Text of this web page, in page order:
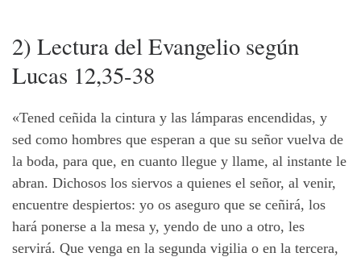
2) Lectura del Evangelio según
Lucas 12,35-38
«Tened ceñida la cintura y las lámparas encendidas, y
sed como hombres que esperan a que su señor vuelva de
la boda, para que, en cuanto llegue y llame, al instante le
abran. Dichosos los siervos a quienes el señor, al venir,
encuentre despiertos: yo os aseguro que se ceñirá, los
hará ponerse a la mesa y, yendo de uno a otro, les
servirá. Que venga en la segunda vigilia o en la tercera,